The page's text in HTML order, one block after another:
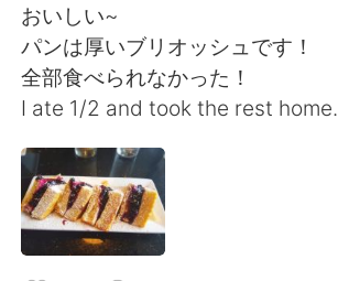
English
繁體中文 Español
Deutsch
한국어
おいしい~
パンは厚いブリオッシュです！
全部食べられなかった！
I ate 1/2 and took the rest home.